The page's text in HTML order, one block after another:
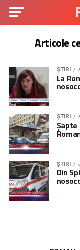
Articole
ȘTIRI
La
ȘTIRI
Șapte
ȘTIRI
Din